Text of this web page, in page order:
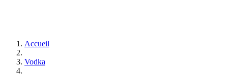
Accueil
Vodka